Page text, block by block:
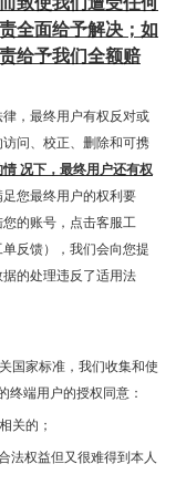
全面给予解决；如
给予我们全额赔
最终用户有权反对或
问、校正、删除和可携
况下，最终用户还有权
您最终用户的权利要
的账号，点击客服工
反馈），我们会向您提
的处理违反了适用法
国家标准，我们收集和使
终端用户的授权同意：
关的；
法权益但又很难得到本人